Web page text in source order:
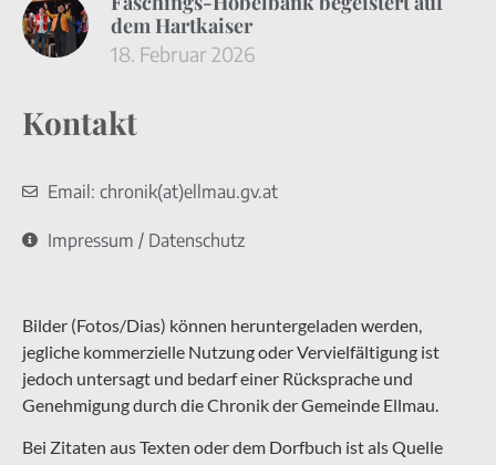
dem Hartkaiser
18. Februar 2026
Kontakt
Email: chronik(at)ellmau.gv.at
Impressum / Datenschutz
Bilder (Fotos/Dias) können heruntergeladen werden,
jegliche kommerzielle Nutzung oder Vervielfältigung ist
jedoch untersagt und bedarf einer Rücksprache und
Genehmigung durch die Chronik der Gemeinde Ellmau.
Bei Zitaten aus Texten oder dem Dorfbuch ist als Quelle